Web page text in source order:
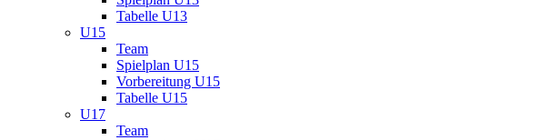
Tabelle U13
U15
Team
Spielplan U15
Vorbereitung U15
Tabelle U15
U17
Team